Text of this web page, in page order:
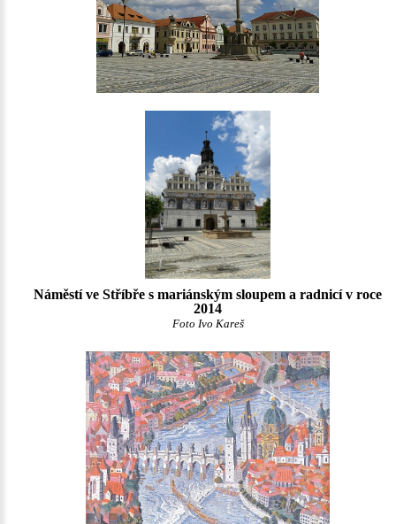
Náměstí ve Stříbře s mariánským sloupem a radnicí v roce
2014
Foto Ivo Kareš